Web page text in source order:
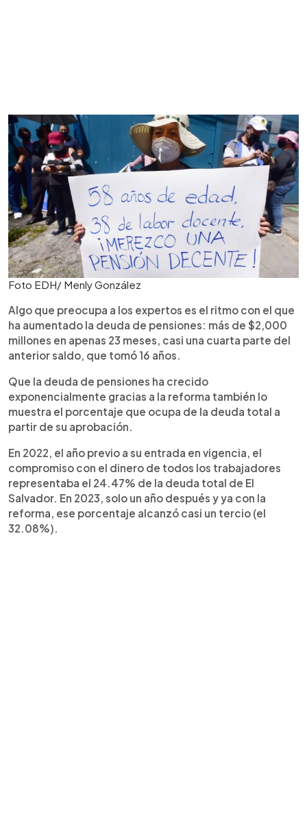
Foto EDH/ Menly González
Algo que preocupa a los expertos es el ritmo con el que
ha aumentado la deuda de pensiones: más de $2,000
millones en apenas 23 meses, casi una cuarta parte del
anterior saldo, que tomó 16 años.
Que la deuda de pensiones ha crecido
exponencialmente gracias a la reforma también lo
muestra el porcentaje que ocupa de la deuda total a
partir de su aprobación.
En 2022, el año previo a su entrada en vigencia, el
compromiso con el dinero de todos los trabajadores
representaba el 24.47% de la deuda total de El
Salvador. En 2023, solo un año después y ya con la
reforma, ese porcentaje alcanzó casi un tercio (el
32.08%).